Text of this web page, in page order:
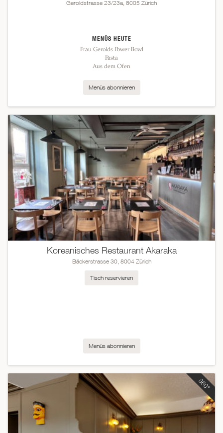
Geroldstrasse 23/23a, 8005 Zürich
MENÜS HEUTE
Frau Gerolds Power Bowl
Pasta
Aus dem Ofen
Menüs abonnieren
Koreanisches Restaurant Akaraka
Bäckerstrasse 30, 8004 Zürich
Menüs abonnieren
Tisch reservieren